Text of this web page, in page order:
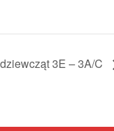
3E – 3A/C